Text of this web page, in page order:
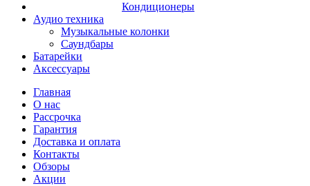
Кондиционеры
Аудио техника
Музыкальные колонки
Саундбары
Батарейки
Аксессуары
Главная
О нас
Рассрочка
Гарантия
Доставка и оплата
Контакты
Обзоры
Акции